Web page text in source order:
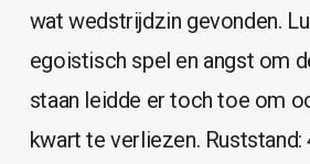
wat wedstrijdzin gevonden.
egoistisch spel en angst om
staan leidde er toch toe om
kwart te verliezen. Ruststand: